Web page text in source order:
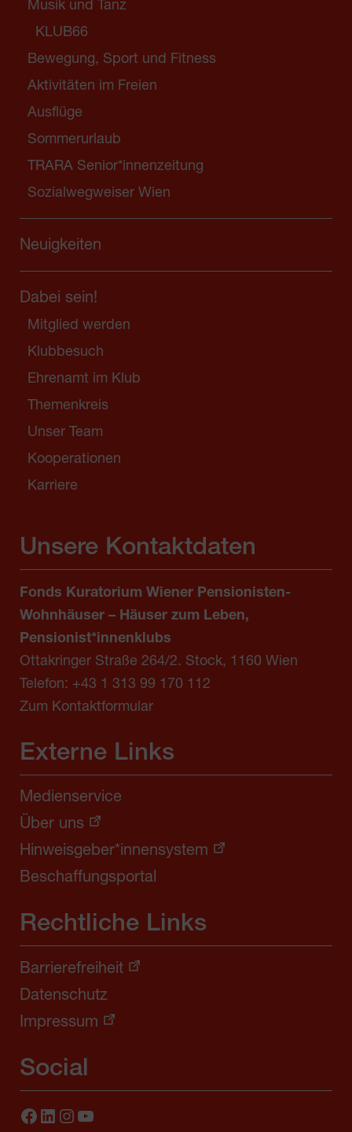
Musik und Tanz
KLUB66
Bewegung, Sport und Fitness
Aktivitäten im Freien
Ausflüge
Sommerurlaub
TRARA Senior*innenzeitung
Sozialwegweiser Wien
Neuigkeiten
Dabei sein!
Mitglied werden
Klubbesuch
Ehrenamt im Klub
Themenkreis
Unser Team
Kooperationen
Karriere
Unsere Kontaktdaten
Fonds Kuratorium Wiener Pensionisten-
Wohnhäuser – Häuser zum Leben,
Pensionist*innenklubs
Ottakringer Straße 264/2. Stock, 1160 Wien
Telefon: +43 1 313 99 170 112
Zum Kontaktformular
Externe Links
Medienservice
Über uns
Hinweisgeber*innensystem
Beschaffungsportal
Rechtliche Links
Barrierefreiheit
Datenschutz
Impressum
Social
Facebook
LinkedIn
Instagram
YouTube